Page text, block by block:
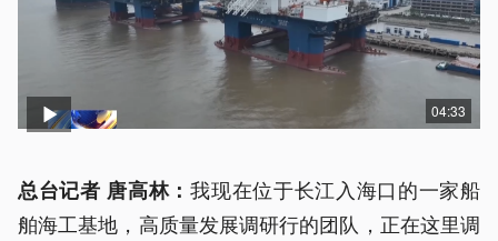
04:33
总台记者 唐高林：我现在位于长江入海口的一家船
舶海工基地，高质量发展调研行的团队，正在这里调